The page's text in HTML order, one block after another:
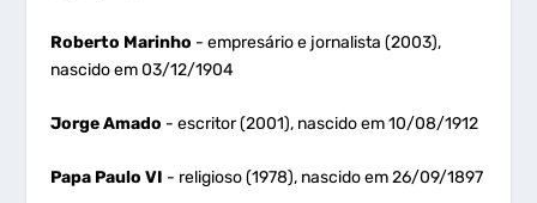
Roberto Marinho - empresário e jornalista (2003),
nascido em 03/12/1904
Jorge Amado - escritor (2001), nascido em 10/08/1912
Papa Paulo VI - religioso (1978), nascido em 26/09/1897